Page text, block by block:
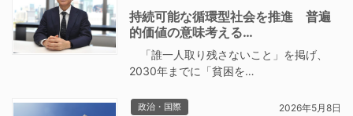
持続可能な循環型社会を推進 普遍
的価値の意味考える…
「誰一人取り残さないこと」を掲げ、
2030年までに「貧困を…
政治・国際 2026年5月8日